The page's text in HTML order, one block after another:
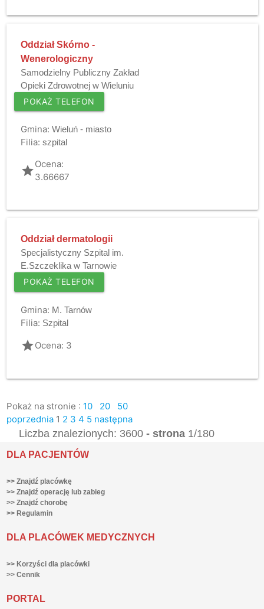
Oddział Skórno -
Wenerologiczny
Samodzielny Publiczny Zakład
Opieki Zdrowotnej w Wieluniu
POKAŻ TELEFON
Gmina: Wieluń - miasto
Filia: szpital
gradeOcena:
3.66667
Oddział dermatologii
Specjalistyczny Szpital im.
E.Szczeklika w Tarnowie
POKAŻ TELEFON
Gmina: M. Tarnów
Filia: Szpital
gradeOcena: 3
Pokaż na stronie : 10 20
50
poprzednia 1 2 3 4 5 następna
Liczba znalezionych: 3600- strona 1/180
DLA PACJENTÓW
>> Znajdź placówkę
>> Znajdź operację lub zabieg
>> Znajdź chorobę
>> Regulamin
DLA PLACÓWEK MEDYCZNYCH
>> Korzyści dla placówki
>> Cennik
PORTAL